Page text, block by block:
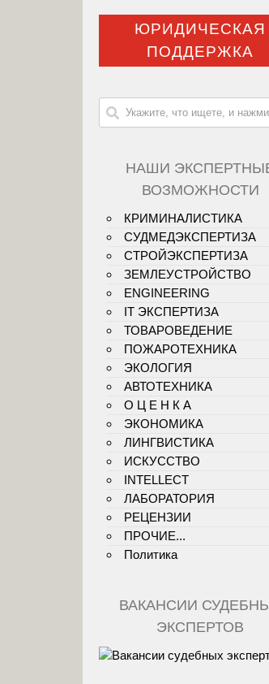
ЮРИДИЧЕСКАЯ
ПОДДЕРЖКА
НАШИ
ВОЗМОЖНОСТИ
КРИМИНАЛИСТИКА
СУДМЕДЭКСПЕРТИЗА
СТРОЙЭКСПЕРТИЗА
ЗЕМЛЕУСТРОЙСТВО
ENGINEERING
IT ЭКСПЕРТИЗА
ТОВАРОВЕДЕНИЕ
ПОЖАРОТЕХНИКА
ЭКОЛОГИЯ
АВТОТЕХНИКА
О Ц Е Н К А
ЭКОНОМИКА
ЛИНГВИСТИКА
ИСКУССТВО
INTELLECT
ЛАБОРАТОРИЯ
РЕЦЕНЗИИ
ПРОЧИЕ...
Политика
ВАКАНСИИ
ЭКСПЕРТОВ